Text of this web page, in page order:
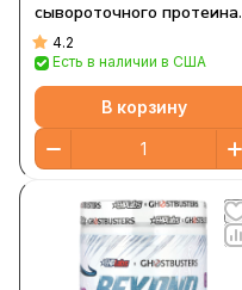
сывороточного протеина,
чашки с арахисовой
пастой, 959 г (2,11 фунта)
4.2
Есть в наличии в США
В корзину